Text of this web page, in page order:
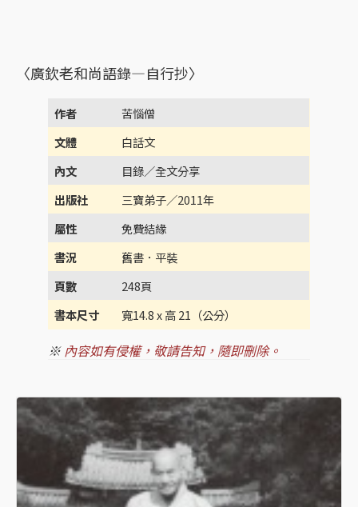
〈廣欽老和尚語錄—自行抄〉
作者 苦惱僧
文體 白話文
內文 目錄／全文分享
出版社 三寶弟子／2011年
屬性免費結緣
書況 舊書．平裝
頁數 248頁
書本尺寸寬14.8 x 高 21（公分）
※ 內容如有侵權，敬請告知，隨即刪除。